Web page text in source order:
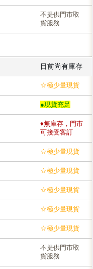
不提供門市取
貨服務
目前尚有庫存
☆極少量現貨
●現貨充足
♦無庫存，門市
可接受客訂
☆極少量現貨
☆極少量現貨
☆極少量現貨
☆極少量現貨
☆極少量現貨
不提供門市取
貨服務